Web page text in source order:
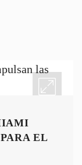
EL